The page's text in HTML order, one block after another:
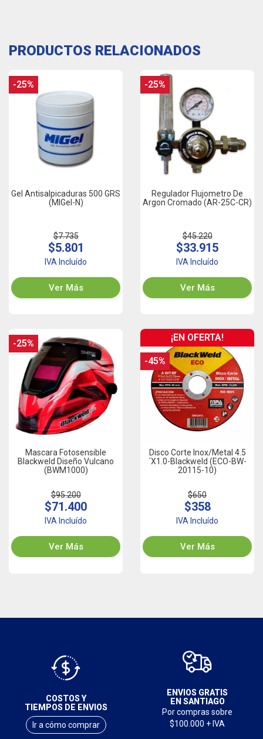
PRODUCTOS RELACIONADOS
Gel Antisalpicaduras 500 GRS
(MIGel-N)
$7.735
$5.801
IVA Incluído
Ver Más
-25%
Regulador Flujometro De
Argon Cromado (AR-25C-CR)
$45.220
$33.915
IVA Incluído
Ver Más
-25%
Mascara Fotosensible
Blackweld Diseño Vulcano
(BWM1000)
$95.200
$71.400
IVA Incluído
Ver Más
-25%
Disco Corte Inox/Metal 4.5
´x1.0-Blackweld (ECO-BW-
20115-10)
$650
$358
IVA Incluído
Ver Más
¡EN OFERTA!
-45%
COSTOS Y
TIEMPOS DE ENVIOS
Ir a cómo comprar
ENVIOS GRATIS
EN SANTIAGO
Por compras sobre
$100.000 + IVA